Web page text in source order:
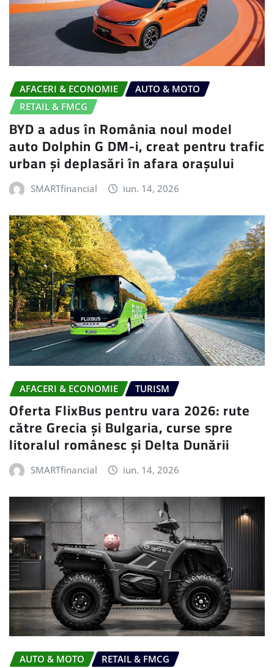
AFACERI & ECONOMIE
AUTO & MOTO
RETAIL & FMCG
BYD a adus în România noul model
auto Dolphin G DM-i, creat pentru trafic
urban și deplasări în afara orașului
SMARTfinancial iun. 14, 2026
AFACERI & ECONOMIE TURISM
Oferta FlixBus pentru vara 2026: rute
către Grecia și Bulgaria, curse spre
litoralul românesc și Delta Dunării
SMARTfinancial iun. 14, 2026
AUTO & MOTO RETAIL & FMCG